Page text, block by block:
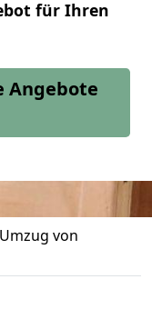
für Ihren
Angebote
Umzug von